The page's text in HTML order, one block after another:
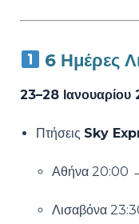
6 Ημέρες
23–28 Ιανουαρίου
Πτήσεις Sky
Αθήνα 20:00
Λισαβόνα